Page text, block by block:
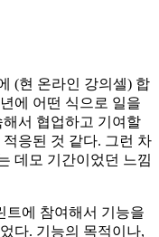
(현 온라인 강의셀) 합
에 어떤 식으로 일을
서 협업하고 기여할
응된 것 같다. 그런 차
데모 기간이었던 느낌
트에 참여해서 기능을
다. 기능의 목적이나,